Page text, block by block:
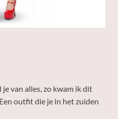
van alles, zo kwam ik dit
outfit die je in het zuiden